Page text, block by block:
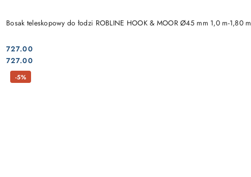
Bosak teleskopowy do łodzi ROBLINE HOOK & MOOR Ø45 mm 1,0 m-1,80 m
Cena:
727.00
Cena:
727.00
-5%